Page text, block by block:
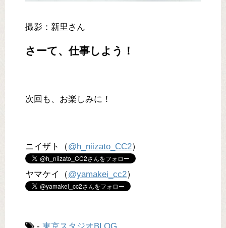
撮影：新里さん
さーて、仕事しよう！
次回も、お楽しみに！
ニイザト（@h_niizato_CC2）
ヤマケイ（@yamakei_cc2）